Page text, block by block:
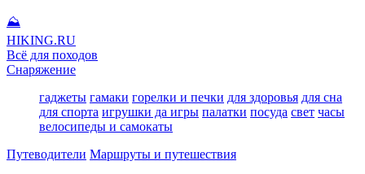
⛰
HIKING.RU
Всё для походов
Снаряжение
гаджеты гамаки горелки и печки для здоровья для сна
для спорта игрушки да игры палатки посуда свет часы
велосипеды и самокаты
Путеводители Маршруты и путешествия